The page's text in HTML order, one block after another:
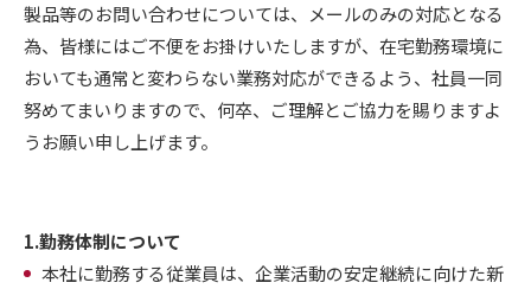
製品等のお問い合わせについては、メールのみの対応となる
為、皆様にはご不便をお掛けいたしますが、在宅勤務環境に
おいても通常と変わらない業務対応ができるよう、社員一同
努めてまいりますので、何卒、ご理解とご協力を賜りますよ
うお願い申し上げます。
1.勤務体制について
本社に勤務する従業員は、企業活動の安定継続に向けた新